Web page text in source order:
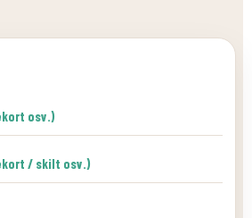
osv.)
/ skilt osv.)